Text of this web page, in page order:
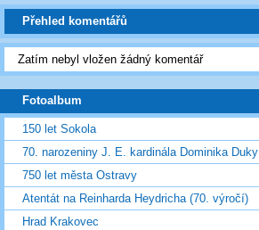
Přehled komentářů
Zatím nebyl vložen žádný komentář
Fotoalbum
150 let Sokola
70. narozeniny J. E. kardinála Dominika Duky
750 let města Ostravy
Atentát na Reinharda Heydricha (70. výročí)
Hrad Krakovec